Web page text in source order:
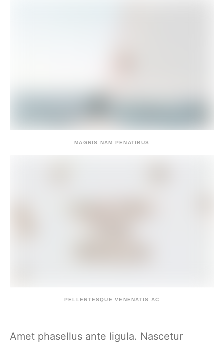
MAGNIS NAM PENATIBUS
PELLENTESQUE VENENATIS AC
Amet phasellus ante ligula. Nascetur